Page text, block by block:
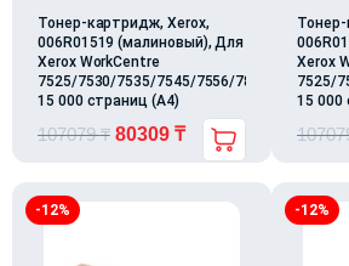
Тонер-картридж, Xerox,
006R01519 (малиновый), Для
Xerox WorkCentre
7525/7530/7535/7545/7556/7830/7835/
15 000 страниц (А4)
107079₸ 80309 ₸
Xerox
7525/
15 000
-12% -12%